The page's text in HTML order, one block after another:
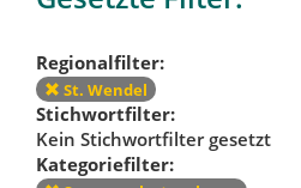
Regionalfilter:
St. Wendel
Stichwortfilter:
Kein Stichwortfilter gesetzt
Kategoriefilter: